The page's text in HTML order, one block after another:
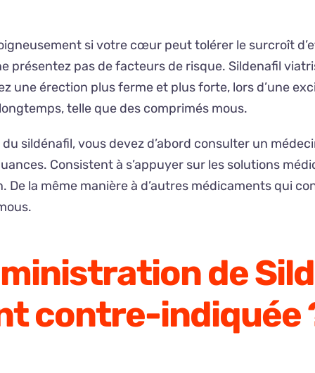
si votre cœur peut tolérer le surcroît
présentez pas de facteurs de risque. Sildenafil
une érection plus ferme et plus forte, lors d’une
telle que des comprimés mous.
sildénafil, vous devez d’abord consulter un
Consistent à s’appuyer sur les solutions
De la même manière à d’autres médicaments qui
de
contre-indiquée